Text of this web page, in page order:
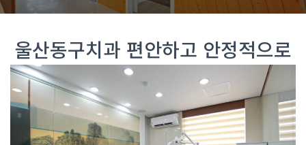
글
울산동구치과 편안하고 안정적으로